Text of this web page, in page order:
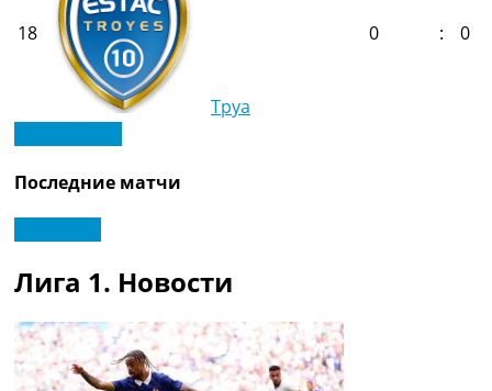
18
Труа
0 : 0
Последние матчи
Лига 1. Новости